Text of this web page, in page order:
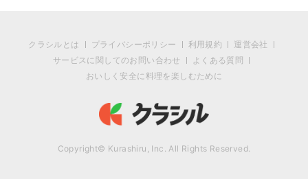
クラシルとは プライバシーポリシー 利用規約
運営会社
サービスに関してのお問い合わせ
よくある質問
おいしく安全に料理を楽しむために
Copyright© Kurashiru, Inc. All Rights Reserved.